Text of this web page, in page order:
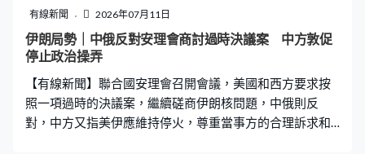
有線新聞 2026年07月11日
伊朗局勢｜中俄反對安理會商討過時決議案 中方敦促
停止政治操弄
【有線新聞】聯合國安理會召開會議，美國和西方要求按
照一項過時的決議案，繼續磋商伊朗核問題，中俄則反
對，中方又指美伊應維持停火，尊重當事方的合理訴求和